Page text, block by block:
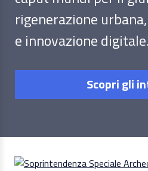
rigenerazione
e innovazione digitale.
Scopri gli